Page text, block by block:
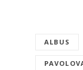
ALBUS